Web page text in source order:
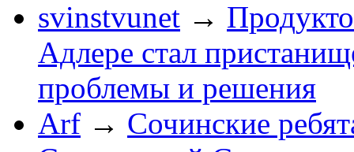
svinstvunet →
Адлере стал
проблемы и решения
Arf → Сочинские